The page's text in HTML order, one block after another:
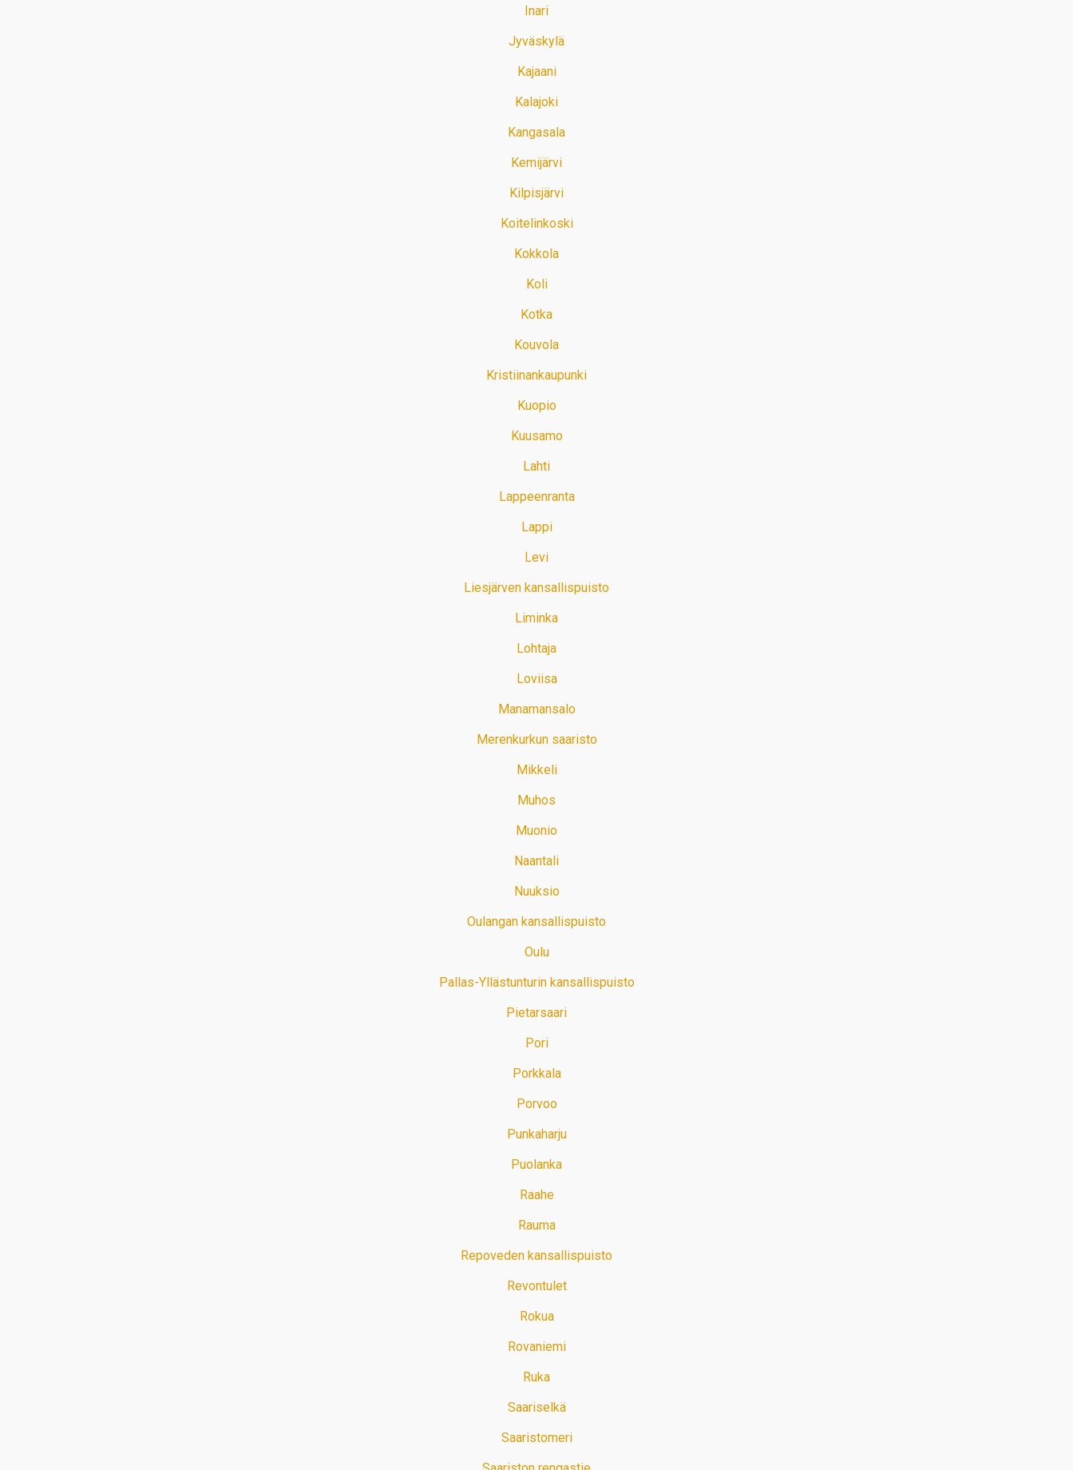
Inari
Jyväskylä
Kajaani
Kalajoki
Kangasala
Kemijärvi
Kilpisjärvi
Koitelinkoski
Kokkola
Koli
Kotka
Kouvola
Kristiinankaupunki
Kuopio
Kuusamo
Lahti
Lappeenranta
Lappi
Levi
Liesjärven kansallispuisto
Liminka
Lohtaja
Loviisa
Manamansalo
Merenkurkun saaristo
Mikkeli
Muhos
Muonio
Naantali
Nuuksio
Oulangan kansallispuisto
Oulu
Pallas-Yllästunturin kansallispuisto
Pietarsaari
Pori
Porkkala
Porvoo
Punkaharju
Puolanka
Raahe
Rauma
Repoveden kansallispuisto
Revontulet
Rokua
Rovaniemi
Ruka
Saariselkä
Saaristomeri